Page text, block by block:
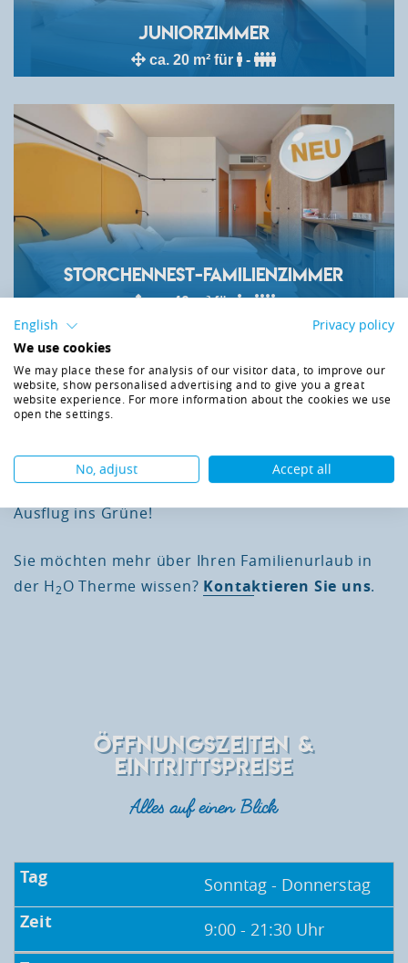
Juniorzimmer
ca. 20 m² für -
Storchennest-Familienzimmer
ca. 40 m² für -
Familienurlaub im Thermenhotel
in der Steiermark
Hotel-Therme-Resorts, besuchen Sie zahlreiche
Events und genießen Sie die Natur bei einem
Ausflug ins Grüne!
Sie möchten mehr über Ihren Familienurlaub in
der H2O Therme wissen? Kontaktieren Sie uns.
ÖFFNUNGSZEITEN &
EINTRITTSPREISE
Alles auf einen Blick
Sonntag - Donnerstag
9:00 - 21:30 Uhr
English Privacy policy
We use cookies
We may place these for analysis of our visitor data, to improve our
website, show personalised advertising and to give you a great
website experience. For more information about the cookies we use
open the settings.
No, adjust Accept all